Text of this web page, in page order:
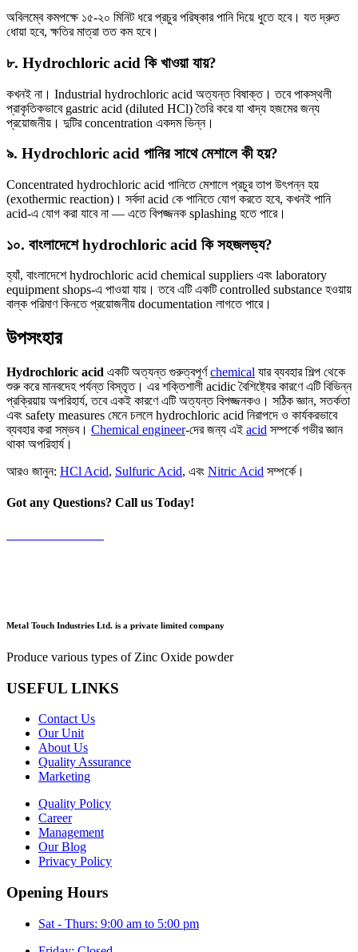
অবিলম্বে কমপক্ষে ১৫-২০ মিনিট ধরে প্রচুর পরিষ্কার পানি দিয়ে ধুতে হবে। যত দ্রুত
ধোয়া হবে, ক্ষতির মাত্রা তত কম হবে।
৮. Hydrochloric acid কি খাওয়া যায়?
কখনই না। Industrial hydrochloric acid অত্যন্ত বিষাক্ত। তবে পাকস্থলী
প্রাকৃতিকভাবে gastric acid (diluted HCl) তৈরি করে যা খাদ্য হজমের জন্য
প্রয়োজনীয়। দুটির concentration একদম ভিন্ন।
৯. Hydrochloric acid পানির সাথে মেশালে কী হয়?
Concentrated hydrochloric acid পানিতে মেশালে প্রচুর তাপ উৎপন্ন হয়
(exothermic reaction)। সর্বদা acid কে পানিতে যোগ করতে হবে, কখনই পানি
acid-এ যোগ করা যাবে না — এতে বিপজ্জনক splashing হতে পারে।
১০. বাংলাদেশে hydrochloric acid কি সহজলভ্য?
হ্যাঁ, বাংলাদেশে hydrochloric acid chemical suppliers এবং laboratory
equipment shops-এ পাওয়া যায়। তবে এটি একটি controlled substance হওয়ায়
বাল্ক পরিমাণ কিনতে প্রয়োজনীয় documentation লাগতে পারে।
উপসংহার
Hydrochloric acid একটি অত্যন্ত গুরুত্বপূর্ণchemical যার ব্যবহার শিল্প থেকে
শুরু করে মানবদেহ পর্যন্ত বিস্তৃত। এর শক্তিশালী acidic বৈশিষ্ট্যের কারণে এটি বিভিন্ন
প্রক্রিয়ায় অপরিহার্য, তবে একই কারণে এটি অত্যন্ত বিপজ্জনকও। সঠিক জ্ঞান, সতর্কতা
এবং safety measures মেনে চললে hydrochloric acid নিরাপদে ও কার্যকরভাবে
ব্যবহার করা সম্ভব। Chemical engineer-দের জন্য এই acid সম্পর্কে গভীর জ্ঞান
থাকা অপরিহার্য।
আরও জানুন: HCl Acid, Sulfuric Acid, এবং Nitric Acid সম্পর্কে।
Got any Questions? Call us Today!
Metal Touch Industries Ltd. is a private limited company
Produce various types of Zinc Oxide powder
USEFUL LINKS
Contact Us
Our Unit
About Us
Quality Assurance
Marketing
Quality Policy
Career
Management
Our Blog
Privacy Policy
Opening Hours
Sat - Thurs: 9:00 am to 5:00 pm